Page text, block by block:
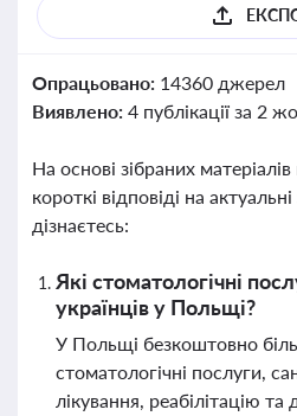
Опрацьовано: 14360 джерел
Виявлено: 4 публікації за 2
На основі зібраних
короткі відповіді на
дізнаєтесь:
Які стоматологічні
українців у Польщі?
У Польщі безкоштовно
стоматологічні послуги,
лікування, реабілітацію та